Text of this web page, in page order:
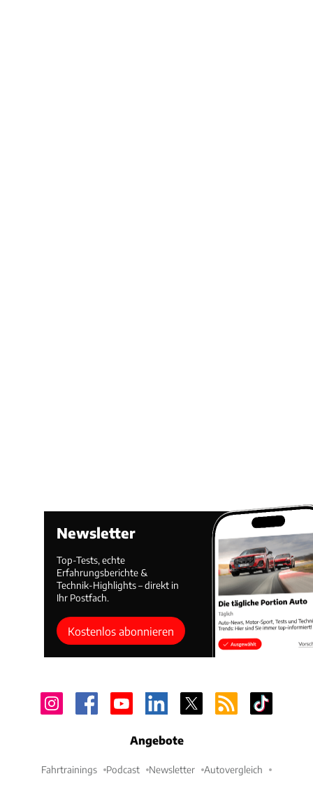
Newsletter
Top-Tests, echte
Erfahrungsberichte &
Technik-Highlights – direkt in
Ihr Postfach.
Kostenlos abonnieren
Angebote
Fahrtrainings Podcast Newsletter Autovergleich